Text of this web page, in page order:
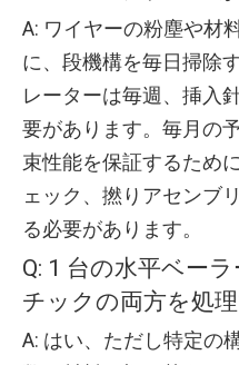
A: ワイヤーの粉塵や材
に、段機構を毎日掃除
レーターは毎週、挿入
要があります。毎月の
束性能を保証するため
ェック、撚りアセンブ
る必要があります。
Q: 1 台の水平ベー
チックの両方を処
A: はい、ただし特定の